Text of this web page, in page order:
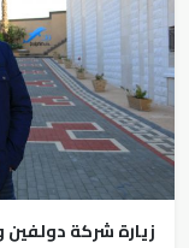
زيارة شركة دولفين